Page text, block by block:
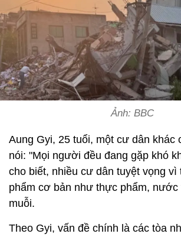
Ảnh: BBC
Aung Gyi, 25 tuổi, một cư dân khác
nói: "Mọi người đều đang gặp khó
cho biết, nhiều cư dân tuyệt vọng vì
phẩm cơ bản như thực phẩm,
muỗi.
Theo Gyi, vấn đề chính là các tòa